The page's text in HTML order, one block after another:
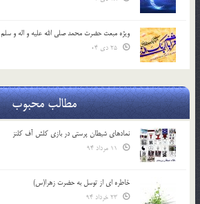
ویژه مبعث حضرت محمد صلی الله علیه و اله و سلم
مطالب محبوب
نمادهای شیطان پرستی در بازی کلش آف کلنز
خاطره ای از توسل به حضرت زهرا(س)